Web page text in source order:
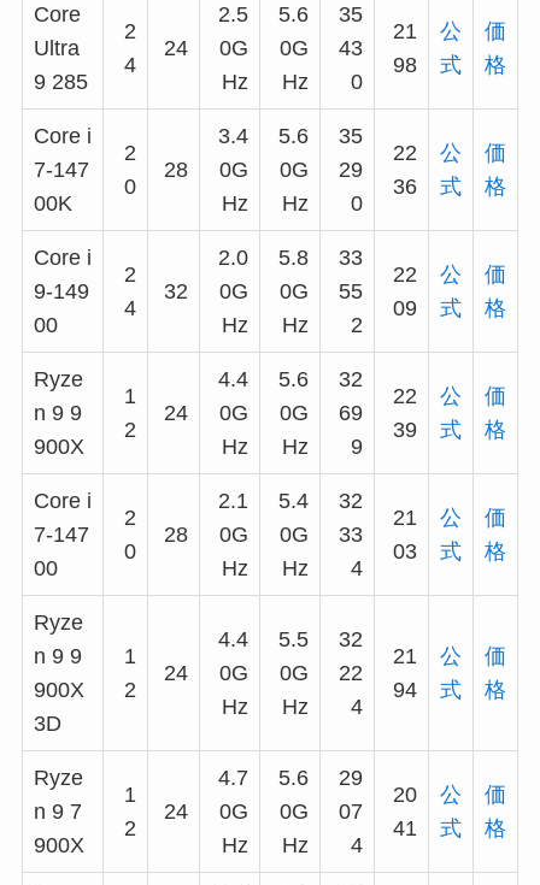
Core
Ultra
9 285
2
4
24
2.5
0G
Hz
5.6
0G
Hz
35
43
0
21
98
公
式
価
格
Core i
7-147
00K
2
0
28
3.4
0G
Hz
5.6
0G
Hz
35
29
0
22
36
公
式
価
格
Core i
9-149
00
2
4
32
2.0
0G
Hz
5.8
0G
Hz
33
55
2
22
09
公
式
価
格
Ryze
n 9 9
900X
1
2
24
4.4
0G
Hz
5.6
0G
Hz
32
69
9
22
39
公
式
価
格
Core i
7-147
00
2
0
28
2.1
0G
Hz
5.4
0G
Hz
32
33
4
21
03
公
式
価
格
Ryze
n 9 9
900X
3D
1
2
24
4.4
0G
Hz
5.5
0G
Hz
32
22
4
21
94
公
式
価
格
Ryze
n 9 7
900X
1
2
24
4.7
0G
Hz
5.6
0G
Hz
29
07
4
20
41
公
式
価
格